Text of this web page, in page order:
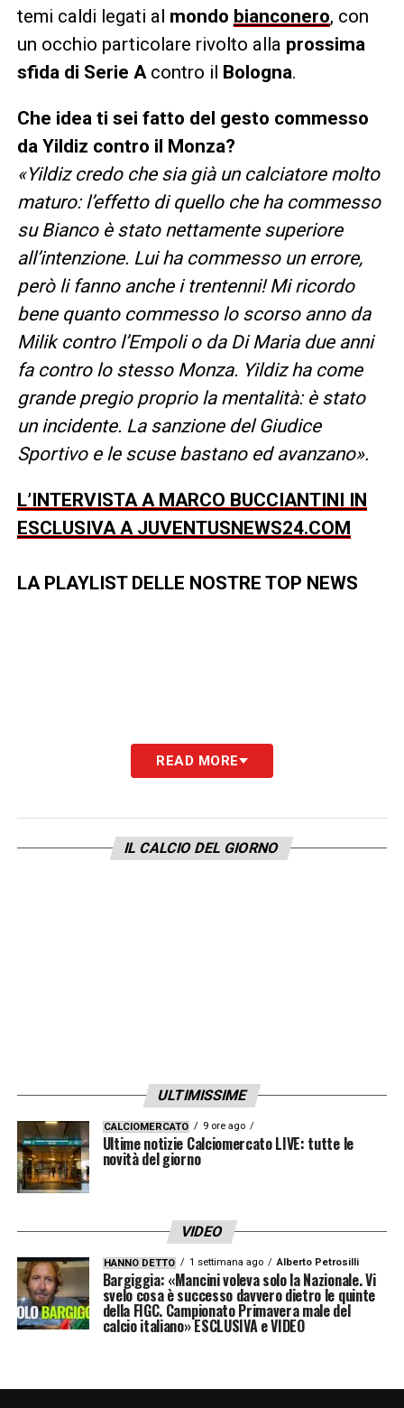
temi caldi legati al mondo bianconero, con
un occhio particolare rivolto alla prossima
sfida di Serie Acontro il Bologna.
Che idea ti sei fatto del gesto commesso
da Yildiz contro il Monza?
«Yildiz credo che sia già un calciatore molto
maturo: l’effetto di quello che ha commesso
su Bianco è stato nettamente superiore
all’intenzione. Lui ha commesso un errore,
però li fanno anche i trentenni! Mi ricordo
bene quanto commesso lo scorso anno da
Milik contro l’Empoli o da Di Maria due anni
fa contro lo stesso Monza. Yildiz ha come
grande pregio proprio la mentalità: è stato
un incidente. La sanzione del Giudice
Sportivo e le scuse bastano ed avanzano».
L’INTERVISTA A MARCO BUCCIANTINI IN
ESCLUSIVA A JUVENTUSNEWS24.COM
LA PLAYLIST DELLE NOSTRE TOP NEWS
READ MORE
IL CALCIO DEL GIORNO
ULTIMISSIME
CALCIOMERCATO 9 ore ago
Ultime notizie Calciomercato LIVE: tutte le
novità del giorno
VIDEO
HANNO DETTO 1 settimana ago Alberto Petrosilli
Bargiggia: «Mancini voleva solo la Nazionale. Vi
svelo cosa è successo davvero dietro le quinte
della FIGC. Campionato Primavera male del
calcio italiano» ESCLUSIVA e VIDEO